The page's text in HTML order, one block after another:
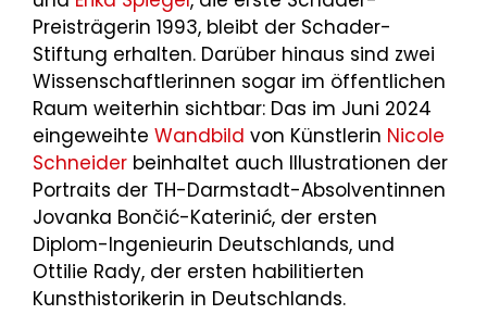
Preisträgerin 1993, bleibt der Schader-
Stiftung erhalten. Darüber hinaus sind zwei
Wissenschaftlerinnen sogar im öffentlichen
Raum weiterhin sichtbar: Das im Juni 2024
eingeweihte Wandbild von Künstlerin Nicole
Schneider beinhaltet auch Illustrationen der
Portraits der TH-Darmstadt-Absolventinnen
Jovanka Bončić-Katerinić, der ersten
Diplom-Ingenieurin Deutschlands, und
Ottilie Rady, der ersten habilitierten
Kunsthistorikerin in Deutschlands.